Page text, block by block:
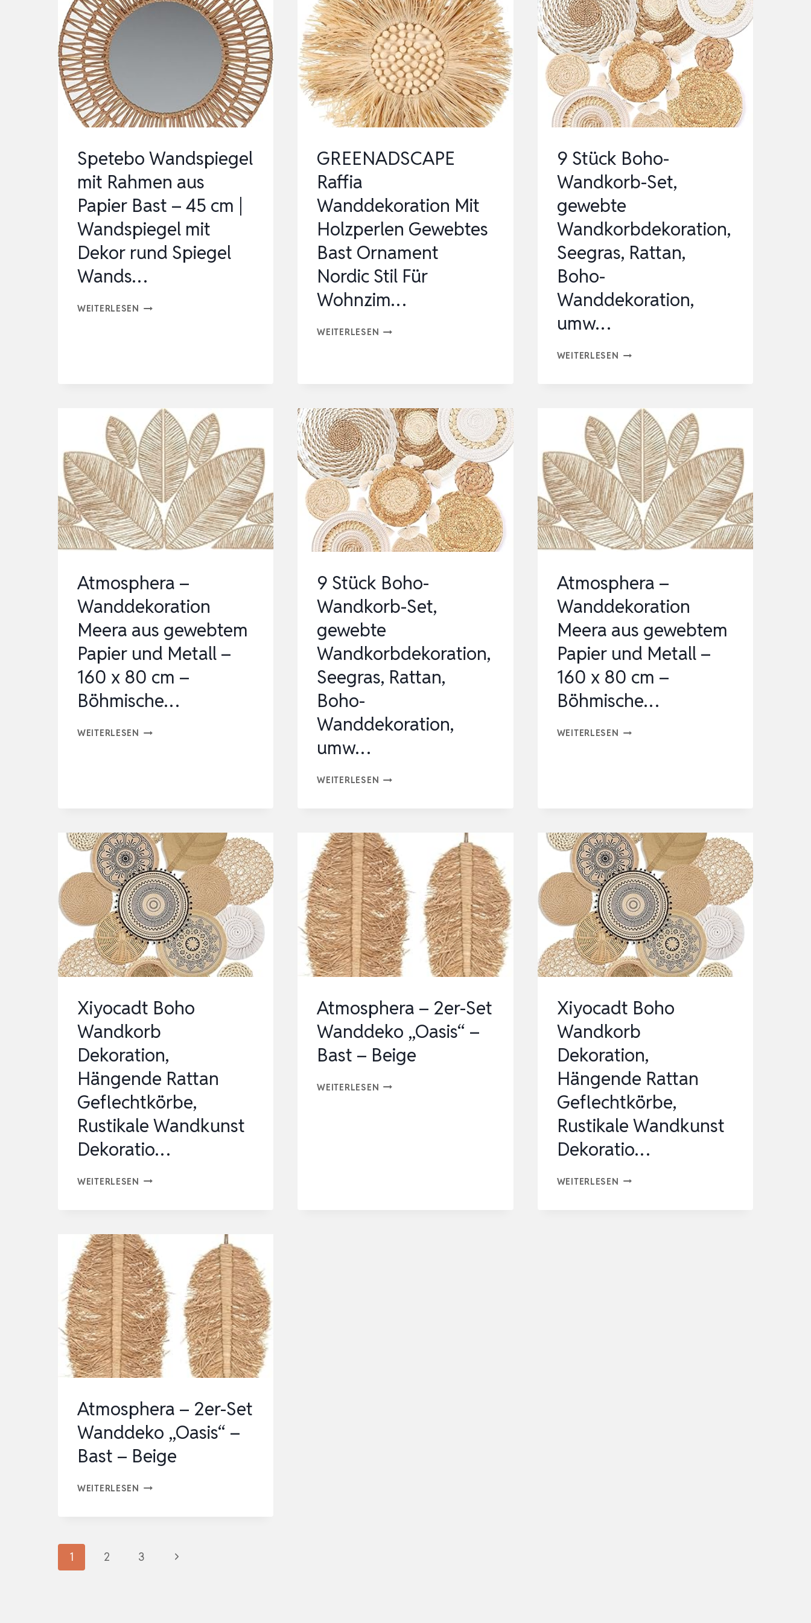
Spetebo Wandspiegel
mit Rahmen aus
Papier Bast – 45 cm |
Wandspiegel mit
Dekor rund Spiegel
Wands…
WEITERLESEN SPETEBO
BAST
–
45
CM
|
WANDSPIEGEL
MIT
DEKOR
SPIEGEL
WANDS…
GREENADSCAPE
Raffia
Wanddekoration Mit
Holzperlen Gewebtes
Bast Ornament
Nordic Stil Für
Wohnzim…
WEITERLESEN GREENADSCAPE
GEWEBTES
BAST
ORNAMENT
NORDIC
STIL
FÜR
WOHNZIM…
9 Stück Boho-
Wandkorb-Set,
gewebte
Wandkorbdekoration,
Seegras, Rattan,
Boho-
Wanddekoration,
umw…
WEITERLESEN 9
WANDKORB-
SET,
GEWEBTE
WANDKORBDEKORATION,
SEEGRAS,
RATTAN,
BOHO-
WANDDEKORATION,
UMW…
Atmosphera –
Wanddekoration
Meera aus gewebtem
Papier und Metall –
160 x 80 cm –
Böhmische…
WEITERLESEN ATMOSPHERA
PAPIER
UND
METALL
–
160
X
80
CM
BÖHMISCHE…
9 Stück Boho-
Wandkorb-Set,
gewebte
Wandkorbdekoration,
Seegras, Rattan,
Boho-
Wanddekoration,
umw…
WEITERLESEN 9
WANDKORB-
SET,
GEWEBTE
WANDKORBDEKORATION,
SEEGRAS,
RATTAN,
BOHO-
WANDDEKORATION,
UMW…
Atmosphera –
Wanddekoration
Meera aus gewebtem
Papier und Metall –
160 x 80 cm –
Böhmische…
WEITERLESEN ATMOSPHERA
PAPIER
UND
METALL
–
160
X
80
CM
BÖHMISCHE…
Xiyocadt Boho
Wandkorb
Dekoration,
Hängende Rattan
Geflechtkörbe,
Rustikale Wandkunst
Dekoratio…
WEITERLESEN XIYOCADT
DEKORATION,
HÄNGENDE
RATTAN
GEFLECHTKÖRBE,
RUSTIKALE
WANDKUNST
DEKORATIO…
Atmosphera – 2er-Set
Wanddeko „Oasis“ –
Bast – Beige
WEITERLESEN ATMOSPHERA
Xiyocadt Boho
Wandkorb
Dekoration,
Hängende Rattan
Geflechtkörbe,
Rustikale Wandkunst
Dekoratio…
WEITERLESEN XIYOCADT
Atmosphera – 2er-Set
Wanddeko „Oasis“ –
Bast – Beige
WEITERLESEN ATMOSPHERA
WANDDEKO
Seitennavigation
1 2 3
Nächste